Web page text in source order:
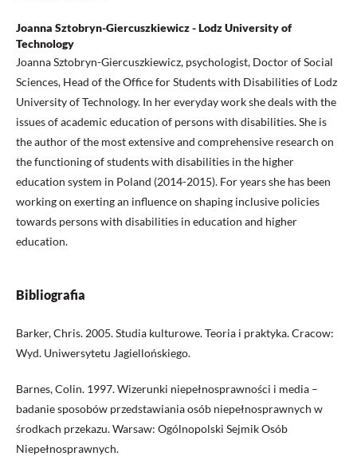
Joanna Sztobryn-Giercuszkiewicz - Lodz University of
Technology
Joanna Sztobryn-Giercuszkiewicz, psychologist, Doctor of Social
Sciences, Head of the Office for Students with Disabilities of Lodz
University of Technology. In her everyday work she deals with the
issues of academic education of persons with disabilities. She is
the author of the most extensive and comprehensive research on
the functioning of students with disabilities in the higher
education system in Poland (2014-2015). For years she has been
working on exerting an influence on shaping inclusive policies
towards persons with disabilities in education and higher
education.
Bibliografia
Barker, Chris. 2005. Studia kulturowe. Teoria i praktyka. Cracow:
Wyd. Uniwersytetu Jagiellońskiego.
Barnes, Colin. 1997. Wizerunki niepełnosprawności i media –
badanie sposobów przedstawiania osób niepełnosprawnych w
środkach przekazu. Warsaw: Ogólnopolski Sejmik Osób
Niepełnosprawnych.